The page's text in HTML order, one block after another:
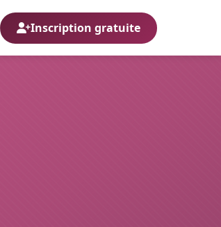
Inscription gratuite